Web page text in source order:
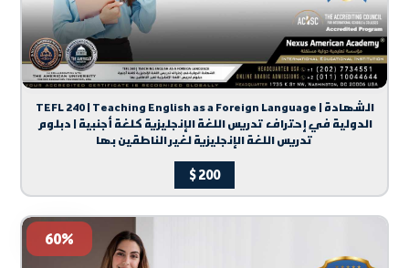
TEFL 240 | Teaching English as a Foreign Language | الشهادة
الدولية في إحتراف تدريس اللغة الإنجليزية كلغة أجنبية | دبلوم
تدريس اللغة الإنجليزية لغير الناطقين بها
$200
60%